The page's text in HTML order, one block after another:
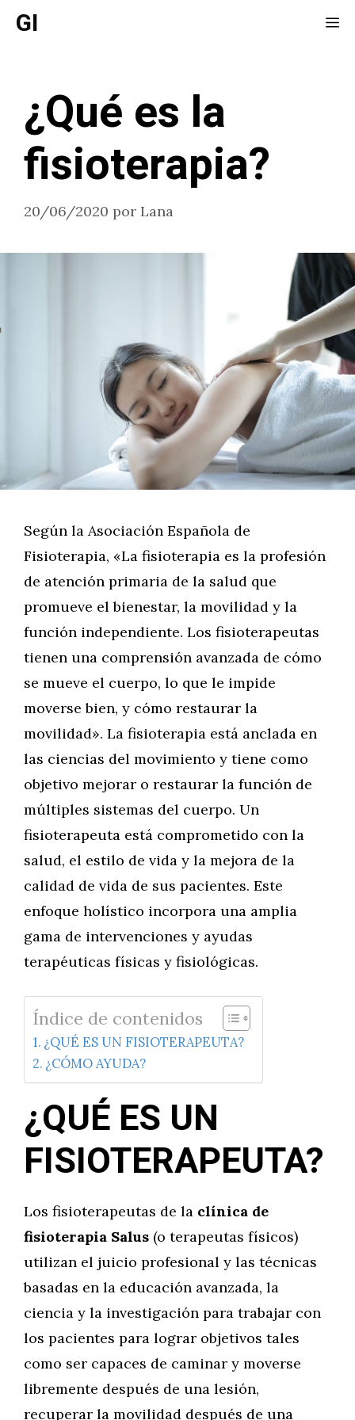
Saltar
GI
¿Qué es la
fisioterapia?
20/06/2020 por Lana
Según la Asociación Española de
Fisioterapia, «La fisioterapia es la profesión
de atención primaria de la salud que
promueve el bienestar, la movilidad y la
función independiente. Los fisioterapeutas
tienen una comprensión avanzada de cómo
se mueve el cuerpo, lo que le impide
moverse bien, y cómo restaurar la
movilidad». La fisioterapia está anclada en
las ciencias del movimiento y tiene como
objetivo mejorar o restaurar la función de
múltiples sistemas del cuerpo. Un
fisioterapeuta está comprometido con la
salud, el estilo de vida y la mejora de la
calidad de vida de sus pacientes. Este
enfoque holístico incorpora una amplia
gama de intervenciones y ayudas
terapéuticas físicas y fisiológicas.
Índice de contenidos
¿QUÉ ES UN FISIOTERAPEUTA?
¿CÓMO AYUDA?
¿QUÉ ES UN
FISIOTERAPEUTA?
Los fisioterapeutas de la clínica de
fisioterapia Salus (o terapeutas físicos)
utilizan el juicio profesional y las técnicas
basadas en la educación avanzada, la
ciencia y la investigación para trabajar con
los pacientes para lograr objetivos tales
como ser capaces de caminar y moverse
libremente después de una lesión,
recuperar la movilidad después de una